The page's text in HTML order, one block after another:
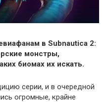
в Subnautica 2:
монстры,
биомах их искать.
серии, и в очередной
огромные, крайне